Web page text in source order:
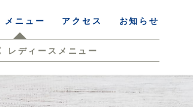
メニュー
レディースメニュー
アクセス お知らせ